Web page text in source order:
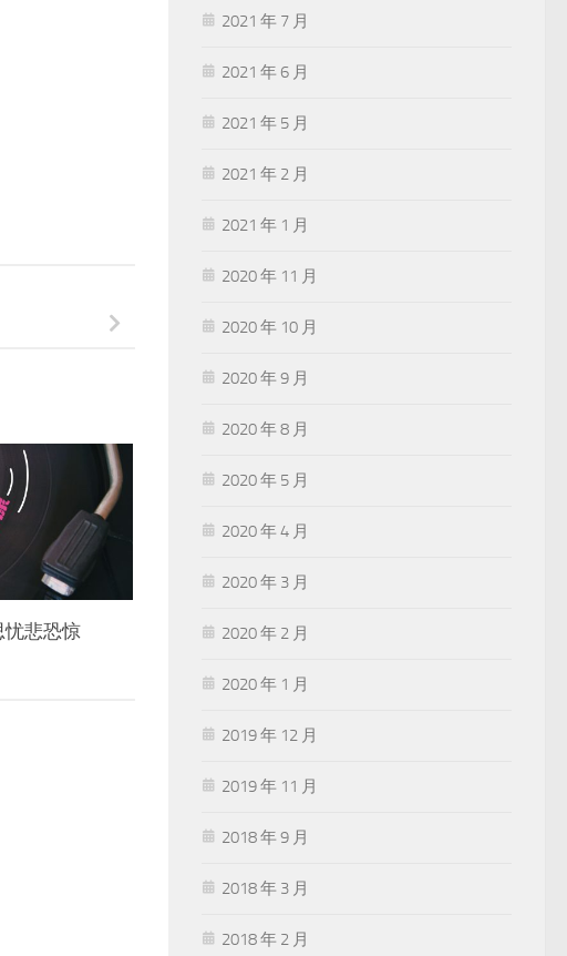
忧悲恐惊
2021 年 7 月
2021 年 6 月
2021 年 5 月
2021 年 2 月
2021 年 1 月
2020 年 11 月
2020 年 10 月
2020 年 9 月
2020 年 8 月
2020 年 5 月
2020 年 4 月
2020 年 3 月
2020 年 2 月
2020 年 1 月
2019 年 12 月
2019 年 11 月
2018 年 9 月
2018 年 3 月
2018 年 2 月